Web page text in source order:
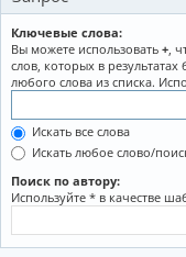
и
Ключевые слова:
Вы можете использовать +,
слов, которых в
любого слова из списка.
Искать все слова
Искать любое слово/
Поиск по автору:
Используйте * в качестве